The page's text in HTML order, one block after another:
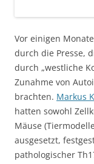
Vor einigen
durch die Presse,
durch „westliche
Zunahme von
brachten. Markus
hatten sowohl
Mäuse
ausgesetzt,
pathologischer